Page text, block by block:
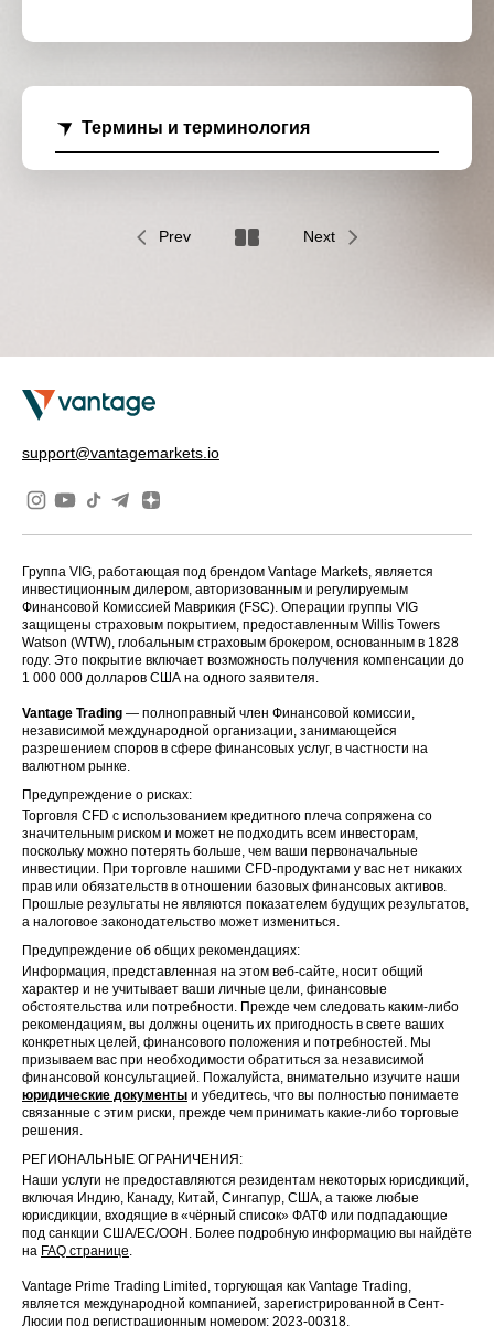
Термины и терминология
Prev Next
support@vantagemarkets.io
Группа VIG, работающая под брендом Vantage Markets, является
инвестиционным дилером, авторизованным и регулируемым
Финансовой Комиссией Маврикия (FSC). Операции группы VIG
защищены страховым покрытием, предоставленным Willis Towers
Watson (WTW), глобальным страховым брокером, основанным в 1828
году. Это покрытие включает возможность получения компенсации до
1 000 000 долларов США на одного заявителя.
Vantage Trading — полноправный член Финансовой комиссии,
независимой международной организации, занимающейся
разрешением споров в сфере финансовых услуг, в частности на
валютном рынке.
Предупреждение о рисках:
Торговля CFD с использованием кредитного плеча сопряжена со
значительным риском и может не подходить всем инвесторам,
поскольку можно потерять больше, чем ваши первоначальные
инвестиции. При торговле нашими CFD-продуктами у вас нет никаких
прав или обязательств в отношении базовых финансовых активов.
Прошлые результаты не являются показателем будущих результатов,
а налоговое законодательство может измениться.
Предупреждение об общих рекомендациях:
Информация, представленная на этом веб-сайте, носит общий
характер и не учитывает ваши личные цели, финансовые
обстоятельства или потребности. Прежде чем следовать каким-либо
рекомендациям, вы должны оценить их пригодность в свете ваших
конкретных целей, финансового положения и потребностей. Мы
призываем вас при необходимости обратиться за независимой
финансовой консультацией. Пожалуйста, внимательно изучите наши
юридические документы и убедитесь, что вы полностью понимаете
связанные с этим риски, прежде чем принимать какие-либо торговые
решения.
РЕГИОНАЛЬНЫЕ ОГРАНИЧЕНИЯ:
Наши услуги не предоставляются резидентам некоторых юрисдикций,
включая Индию, Канаду, Китай, Сингапур, США, а также любые
юрисдикции, входящие в «чёрный список» ФАТФ или подпадающие
под санкции США/ЕС/ООН. Более подробную информацию вы найдёте
на FAQ странице.
Vantage Prime Trading Limited, торгующая как Vantage Trading,
является международной компанией, зарегистрированной в Сент-
Люсии под регистрационным номером: 2023-00318.